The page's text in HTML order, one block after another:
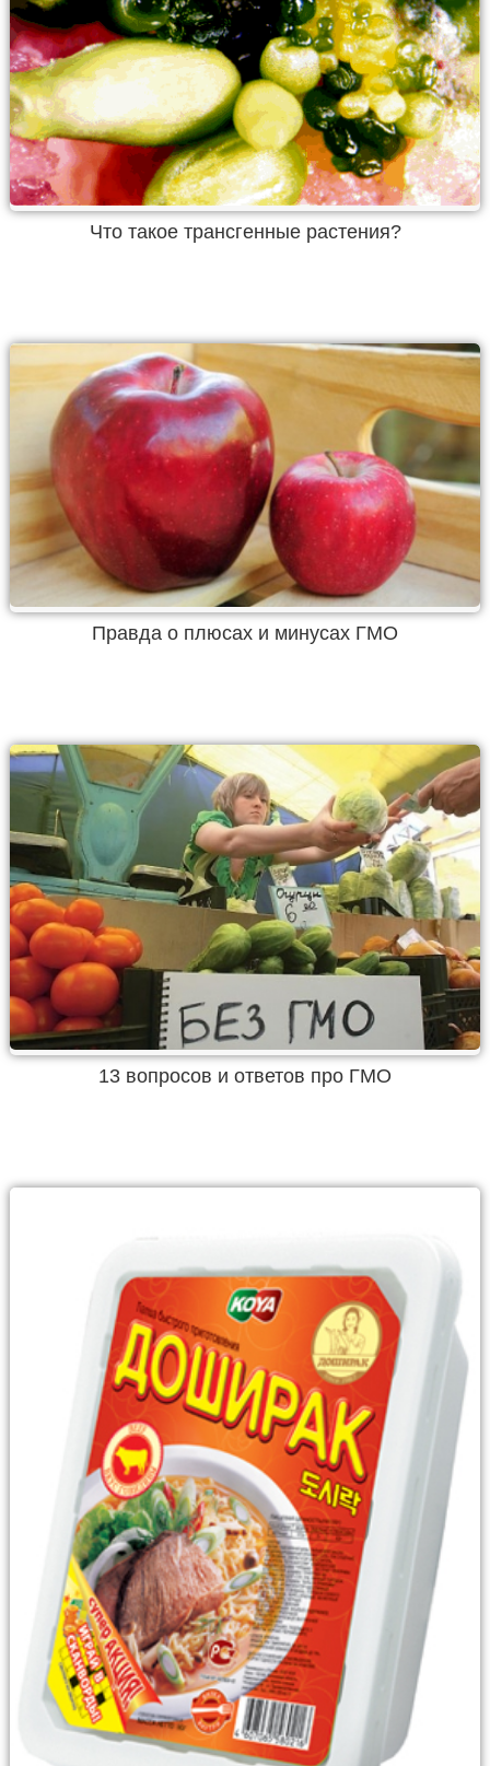
Что такое трансгенные растения?
Правда о плюсах и минусах ГМО
13 вопросов и ответов про ГМО